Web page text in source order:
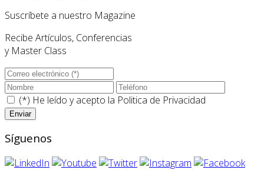
Suscríbete a nuestro Magazine
Recibe Artículos, Conferencias
y Master Class
(*) He leído y acepto la Politica de Privacidad
Síguenos